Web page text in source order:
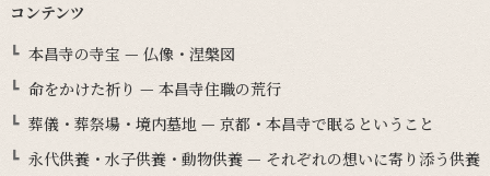
コンテンツ
本昌寺の寺宝 — 仏像・涅槃図
命をかけた祈り — 本昌寺住職の荒行
葬儀・葬祭場・境内墓地 — 京都・本昌寺で眠るということ
永代供養・水子供養・動物供養 — それぞれの想いに寄り添う供養